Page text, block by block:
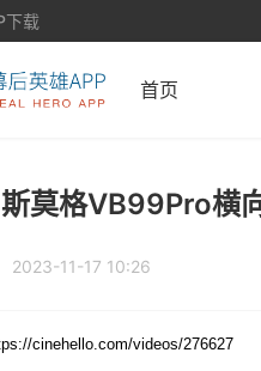
下载
首页
斯莫格VB99Pro横
2023-11-17 10:26